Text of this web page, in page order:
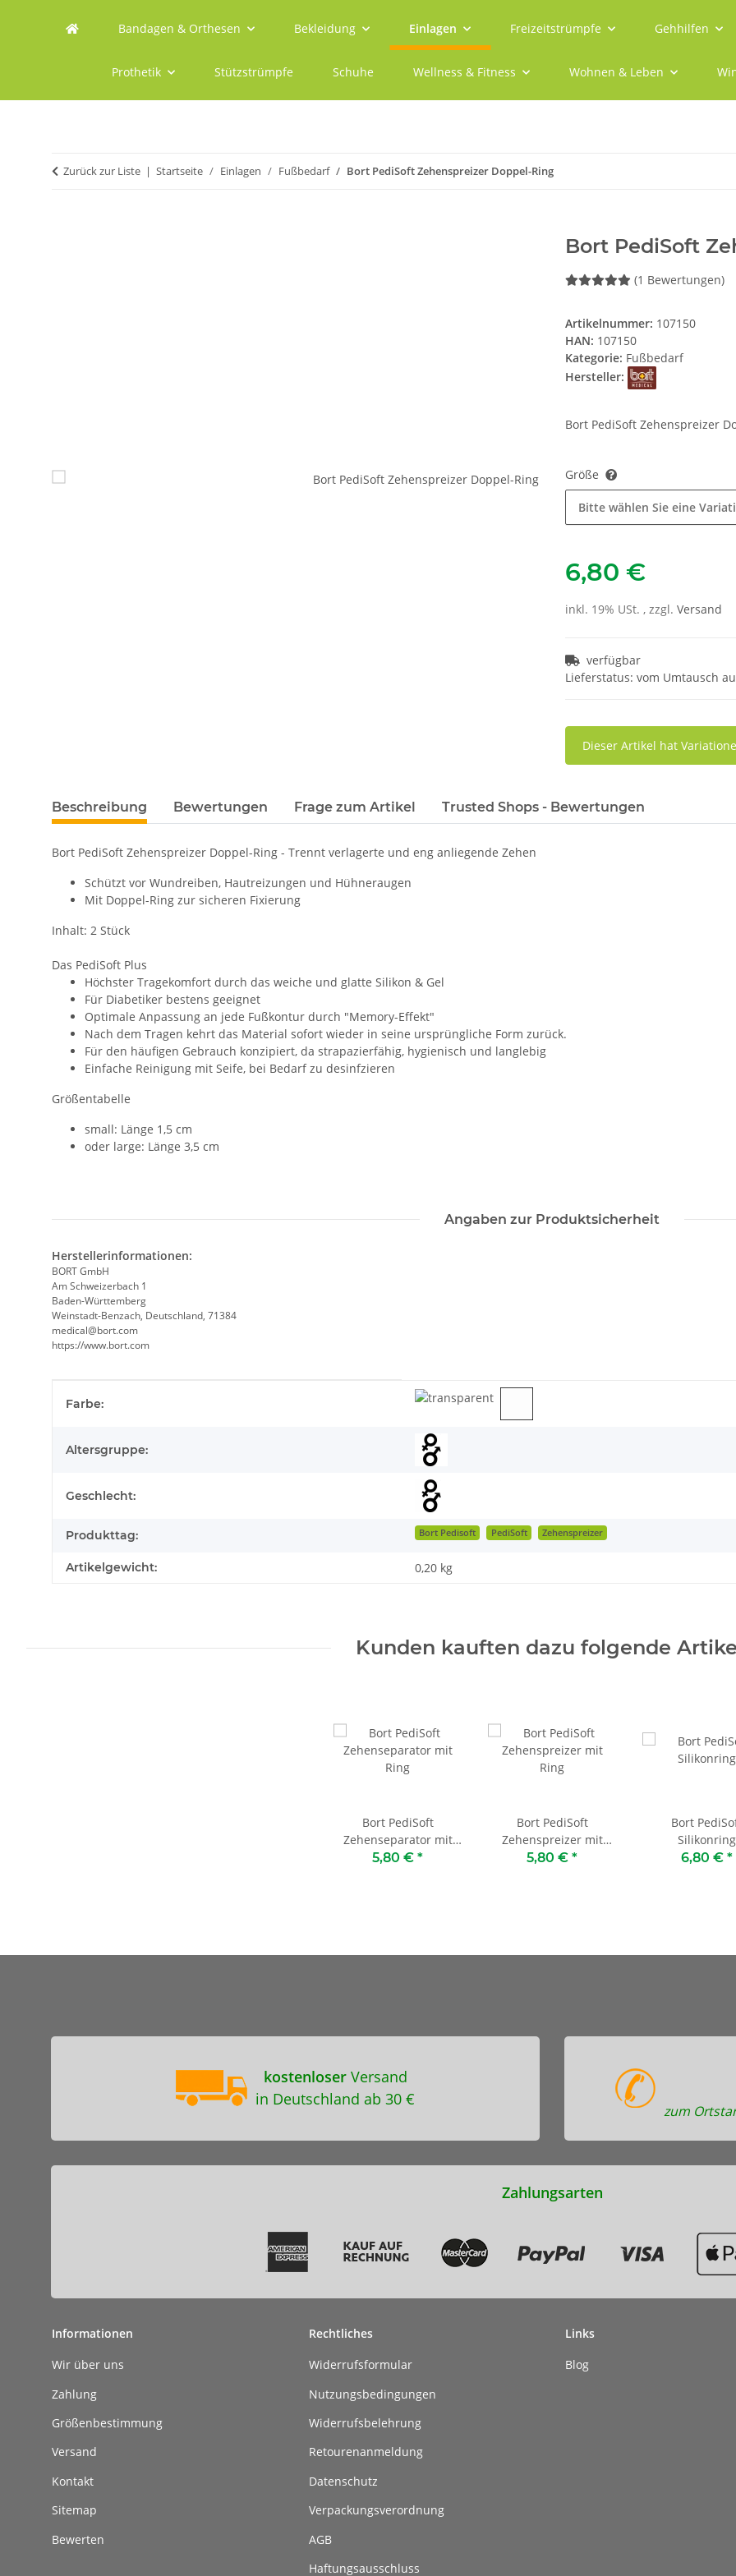
Bandagen & Orthesen Bekleidung Einlagen Freizeitstrümpfe Gehhilfen
Prothetik Stützstrümpfe Schuhe Wellness & Fitness Wohnen & Leben
Zurück zur Liste Startseite Einlagen Fußbedarf Bort PediSoft Zehenspreizer Doppel-Ring
Bort PediSoft
(1 Bewertungen)
Artikelnummer: 107150
HAN: 107150
Kategorie: Fußbedarf
Hersteller:
Bort PediSoft Zehenspreizer
Größe
Bitte wählen Sie eine
6,80 €
inkl. 19% USt. , zzgl. Versand
verfügbar
Lieferstatus: vom Umtausch
x
Dieser Artikel hat
Beschreibung Bewertungen Frage zum Artikel Trusted Shops - Bewertungen
Bort PediSoft Zehenspreizer Doppel-Ring - Trennt verlagerte und eng anliegende Zehen
Schützt vor Wundreiben, Hautreizungen und Hühneraugen
Mit Doppel-Ring zur sicheren Fixierung
Inhalt: 2 Stück
Das PediSoft Plus
Höchster Tragekomfort durch das weiche und glatte Silikon & Gel
Für Diabetiker bestens geeignet
Optimale Anpassung an jede Fußkontur durch "Memory-Effekt"
Nach dem Tragen kehrt das Material sofort wieder in seine ursprüngliche Form zurück.
Für den häufigen Gebrauch konzipiert, da strapazierfähig, hygienisch und langlebig
Einfache Reinigung mit Seife, bei Bedarf zu desinfzieren
Größentabelle
small: Länge 1,5 cm
oder large: Länge 3,5 cm
Angaben zur Produktsicherheit
Herstellerinformationen:
BORT GmbH
Am Schweizerbach 1
Baden-Württemberg
Weinstadt-Benzach, Deutschland, 71384
medical@bort.com
https://www.bort.com
Farbe:
Altersgruppe:
Geschlecht:
Produkttag: Bort Pedisoft PediSoft Zehenspreizer
Artikelgewicht: 0,20 kg
Kunden kauften dazu folgende
Bort PediSoft
Zehenseparator mit
Ring
5,80 € *
Bort PediSoft
Zehenspreizer mit
Ring
5,80 € *
Bort
Silikonring
6,80 € *
kostenloserVersand
in Deutschland ab 30 €
zum
Zahlungsarten
Informationen
Wir über uns
Zahlung
Größenbestimmung
Versand
Kontakt
Sitemap
Bewerten
Rechtliches
Widerrufsformular
Nutzungsbedingungen
Widerrufsbelehrung
Retourenanmeldung
Datenschutz
Verpackungsverordnung
AGB
Haftungsausschluss
Links
Blog